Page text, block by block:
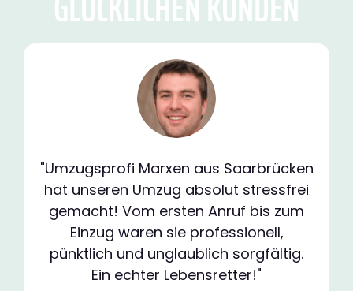
"Umzugsprofi Marxen aus Saarbrücken
hat unseren Umzug absolut stressfrei
gemacht! Vom ersten Anruf bis zum
Einzug waren sie professionell,
pünktlich und unglaublich sorgfältig.
Ein echter Lebensretter!"